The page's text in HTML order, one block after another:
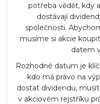
potřeba vědět, kdy
dostávají
společnosti.
musíme si akcie
datem
Rozhodné datum je
kdo má právo na
dostat dividendu,
v akciovém rejstříku